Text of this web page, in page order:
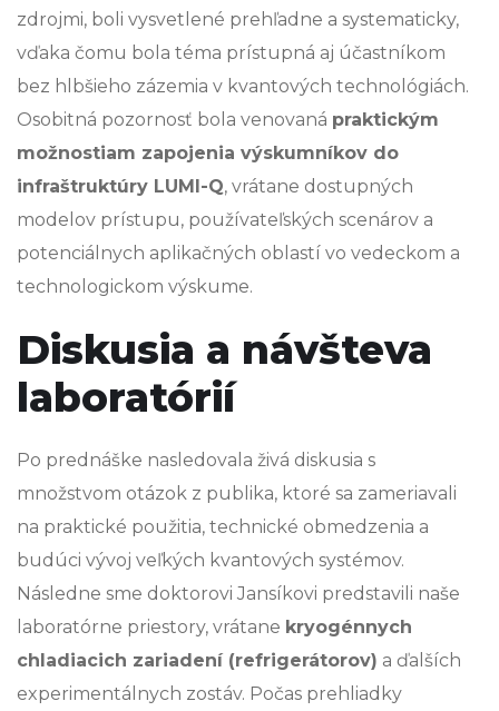
zdrojmi, boli vysvetlené prehľadne a systematicky,
vďaka čomu bola téma prístupná aj účastníkom
bez hlbšieho zázemia v kvantových technológiách.
Osobitná pozornosť bola venovaná praktickým
možnostiam zapojenia výskumníkov do
infraštruktúry LUMI-Q, vrátane dostupných
modelov prístupu, používateľských scenárov a
potenciálnych aplikačných oblastí vo vedeckom a
technologickom výskume.
Diskusia a návšteva
laboratórií
Po prednáške nasledovala živá diskusia s
množstvom otázok z publika, ktoré sa zameriavali
na praktické použitia, technické obmedzenia a
budúci vývoj veľkých kvantových systémov.
Následne sme doktorovi Jansíkovi predstavili naše
laboratórne priestory, vrátane kryogénnych
chladiacich zariadení (refrigerátorov) a ďalších
experimentálnych zostáv. Počas prehliadky